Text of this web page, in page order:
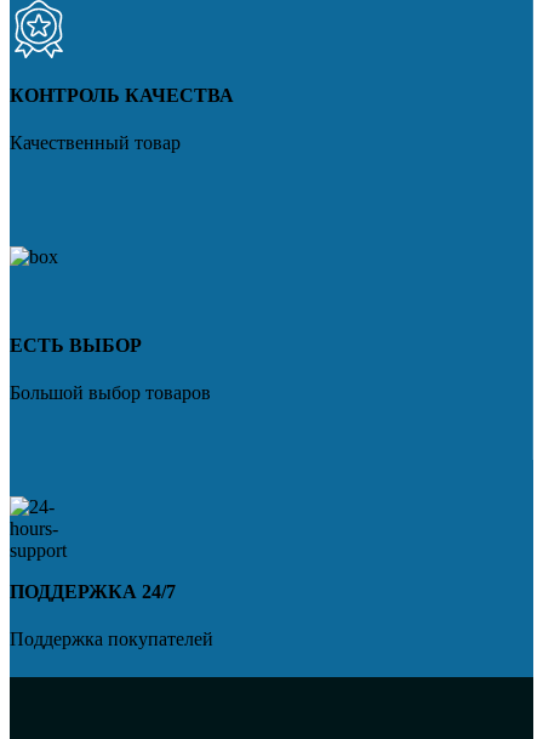
КОНТРОЛЬ КАЧЕСТВА
Качественный товар
ЕСТЬ ВЫБОР
Большой выбор товаров
ПОДДЕРЖКА 24/7
Поддержка покупателей